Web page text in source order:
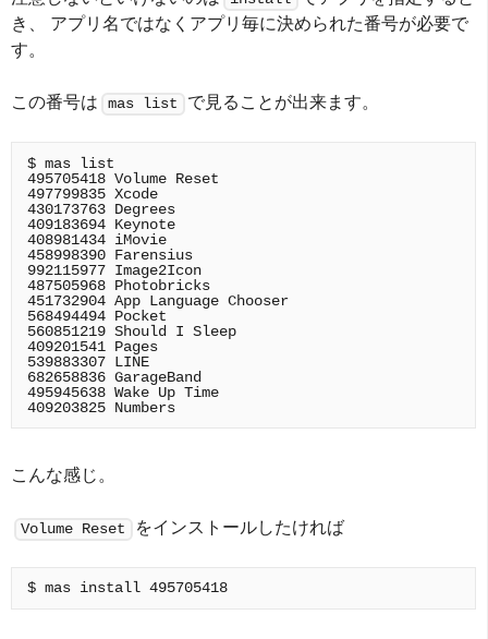
き、 アプリ名ではなくアプリ毎に決められた番号が必要で
す。
この番号は mas list で見ることが出来ます。
$ mas list
495705418 Volume Reset
497799835 Xcode
430173763 Degrees
409183694 Keynote
408981434 iMovie
458998390 Farensius
992115977 Image2Icon
487505968 Photobricks
451732904 App Language Chooser
568494494 Pocket
560851219 Should I Sleep
409201541 Pages
539883307 LINE
682658836 GarageBand
495945638 Wake Up Time
こんな感じ。
Volume Reset をインストールしたければ